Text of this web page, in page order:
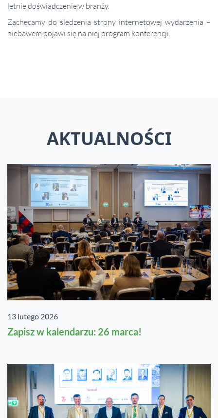
letnie doświadczenie w branży.
Zachęcamy do śledzenia strony internetowej wydarzenia –
niebawem pojawi się na niej program konferencji.
AKTUALNOŚCI
13 lutego 2026
Zapisz w kalendarzu: 26 marca!